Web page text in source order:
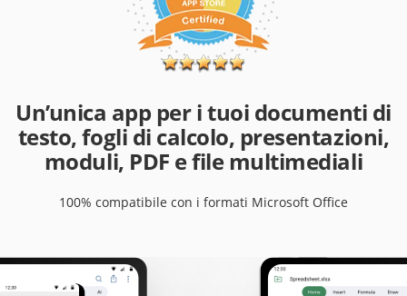
Un’unica app per i tuoi documenti di
testo, fogli di calcolo, presentazioni,
moduli, PDF e file multimediali
100% compatibile con i formati Microsoft Office